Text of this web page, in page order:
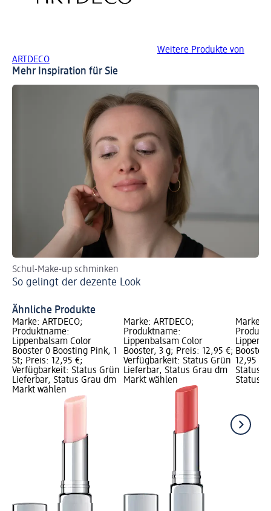
Weitere Produkte von
ARTDECO
Mehr Inspiration für Sie
Schul-Make-up schminken
So gelingt der dezente Look
Ähnliche Produkte
Marke: ARTDECO;
Produktname:
Lippenbalsam Color
Booster 0 Boosting Pink, 1
St; Preis: 12,95 €;
Verfügbarkeit: Status Grün
Lieferbar, Status Grau dm
Markt wählen
Marke: ARTDECO;
Produktname:
Lippenbalsam Color
Booster, 3 g; Preis: 12,95 €;
Verfügbarkeit: Status Grün
Lieferbar, Status Grau dm
Markt wählen
Marke:
Booster
12,95 €;
Status
Status